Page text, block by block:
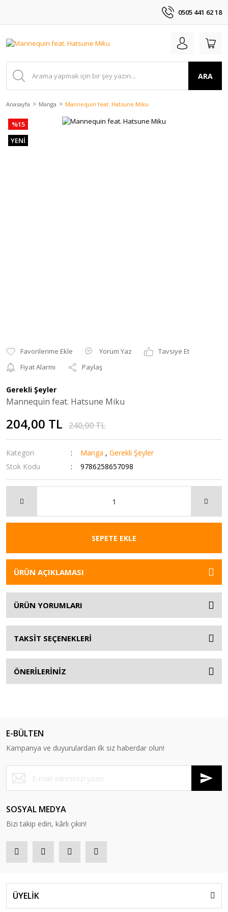
0505 441 62 18
ARA
Anasayfa Manga Mannequin feat. Hatsune Miku
%15
YENİ
Yorum Yaz
Tavsiye Et
Fiyat Alarmı
Paylaş
Gerekli Şeyler
Mannequin feat. Hatsune Miku
204,00 TL 240,00 TL
Kategori Manga ,Gerekli Şeyler
Stok Kodu
9786258657098
SEPETE EKLE
ÜRÜN AÇIKLAMASI
ÜRÜN YORUMLARI
TAKSİT SEÇENEKLERİ
ÖNERİLERİNİZ
E-BÜLTEN
Kampanya ve duyurulardan ilk siz haberdar olun!
SOSYAL MEDYA
Bizi takip edin, kârlı çıkın!
ÜYELİK